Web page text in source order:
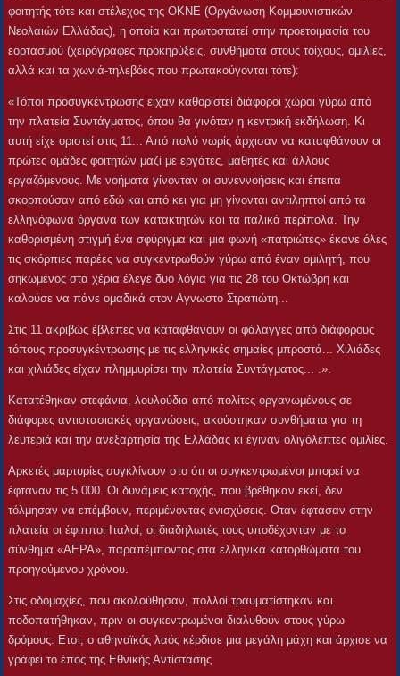
φοιτητής τότε και στέλεχος της ΟΚΝΕ (Οργάνωση Κομμουνιστικών
Νεολαιών Ελλάδας), η οποία και πρωτοστατεί στην προετοιμασία του
εορτασμού (χειρόγραφες προκηρύξεις, συνθήματα στους τοίχους, ομιλίες,
αλλά και τα χωνιά-τηλεβόες που πρωτακούγονται τότε):
«Τόποι προσυγκέντρωσης είχαν καθοριστεί διάφοροι χώροι γύρω από
την πλατεία Συντάγματος, όπου θα γινόταν η κεντρική εκδήλωση. Κι
αυτή είχε οριστεί στις 11... Από πολύ νωρίς άρχισαν να καταφθάνουν οι
πρώτες ομάδες φοιτητών μαζί με εργάτες, μαθητές και άλλους
εργαζόμενους. Με νοήματα γίνονταν οι συνεννοήσεις και έπειτα
σκορπούσαν από εδώ και από κει για μη γίνονται αντιληπτοί από τα
ελληνόφωνα όργανα των κατακτητών και τα ιταλικά περίπολα. Την
καθορισμένη στιγμή ένα σφύριγμα και μια φωνή «πατριώτες» έκανε όλες
τις σκόρπιες παρέες να συγκεντρωθούν γύρω από έναν ομιλητή, που
σηκωμένος στα χέρια έλεγε δυο λόγια για τις 28 του Οκτώβρη και
καλούσε να πάνε ομαδικά στον Αγνωστο Στρατιώτη...
Στις 11 ακριβώς έβλεπες να καταφθάνουν οι φάλαγγες από διάφορους
τόπους προσυγκέντρωσης με τις ελληνικές σημαίες μπροστά... Χιλιάδες
και χιλιάδες είχαν πλημμυρίσει την πλατεία Συντάγματος... .».
Κατατέθηκαν στεφάνια, λουλούδια από πολίτες οργανωμένους σε
διάφορες αντιστασιακές οργανώσεις, ακούστηκαν συνθήματα για τη
λευτεριά και την ανεξαρτησία της Ελλάδας κι έγιναν ολιγόλεπτες ομιλίες.
Αρκετές μαρτυρίες συγκλίνουν στο ότι οι συγκεντρωμένοι μπορεί να
έφταναν τις 5.000. Οι δυνάμεις κατοχής, που βρέθηκαν εκεί, δεν
τόλμησαν να επέμβουν, περιμένοντας ενισχύσεις. Οταν έφτασαν στην
πλατεία οι έφιπποι Ιταλοί, οι διαδηλωτές τους υποδέχονταν με το
σύνθημα «ΑΕΡΑ», παραπέμποντας στα ελληνικά κατορθώματα του
προηγούμενου χρόνου.
Στις οδομαχίες, που ακολούθησαν, πολλοί τραυματίστηκαν και
ποδοπατήθηκαν, πριν οι συγκεντρωμένοι διαλυθούν στους γύρω
δρόμους. Ετσι, ο αθηναϊκός λαός κέρδισε μια μεγάλη μάχη και άρχισε να
γράφει το έπος της Εθνικής Αντίστασης